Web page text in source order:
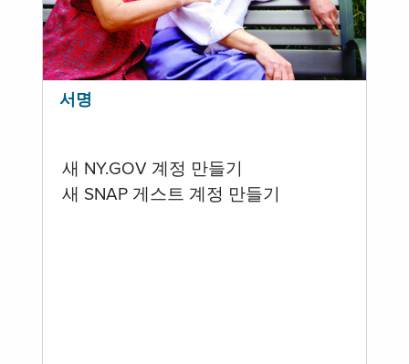
서명
새 NY.GOV 계정 만들기
새 SNAP 게스트 계정 만들기